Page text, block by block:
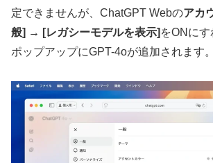
定できませんが、ChatGPT Webのアカ
般] → [レガシーモデルを表示] をONに
ポップアップにGPT-4oが追加されます。